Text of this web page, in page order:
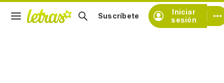
Iniciar
sesión
Suscríbete